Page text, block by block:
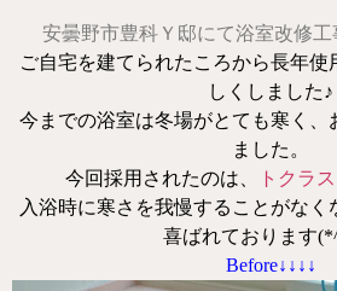
安曇野市豊科Ｙ邸にて浴室改修
ご自宅を建てられたころから長年
しくしました♪
今までの浴室は冬場がとても寒く、
ました。
今回採用されたのは、
トクラ
入浴時に寒さを我慢することがな
喜ばれております
Before↓↓↓↓